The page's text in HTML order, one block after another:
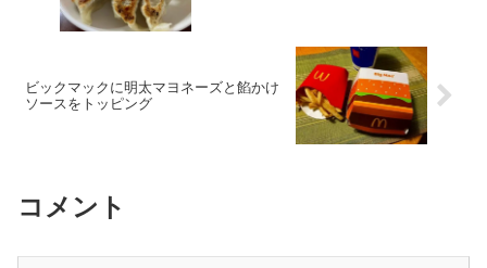
ビックマックに明太マヨネーズと餡かけ
ソースをトッピング
コメント